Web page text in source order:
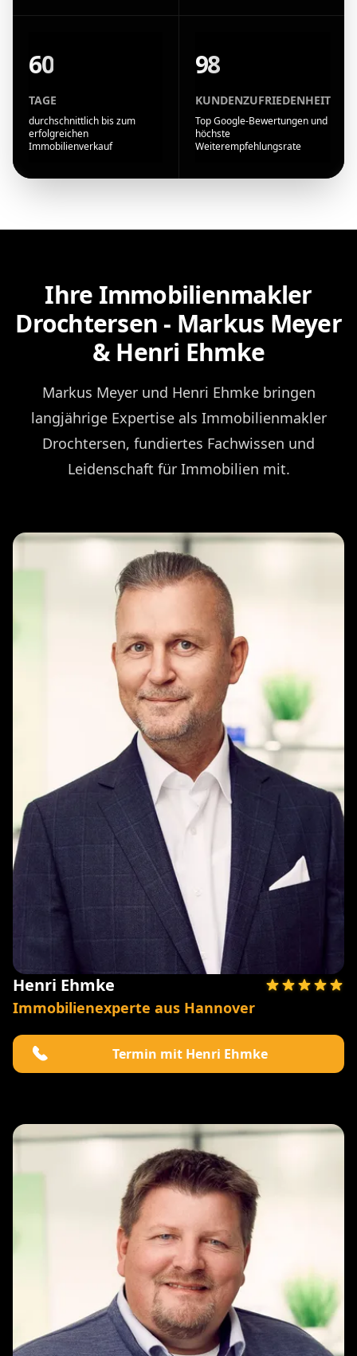
60
TAGE
durchschnittlich bis zum
erfolgreichen
Immobilienverkauf
98
KUNDENZUFRIEDENHEIT
Top Google-Bewertungen und
höchste
Weiterempfehlungsrate
Ihre Immobilienmakler
Drochtersen - Markus Meyer
& Henri Ehmke
Markus Meyer und Henri Ehmke bringen
langjährige Expertise als Immobilienmakler
Drochtersen, fundiertes Fachwissen und
Leidenschaft für Immobilien mit.
Henri Ehmke
Immobilienexperte aus Hannover
Termin mit Henri Ehmke